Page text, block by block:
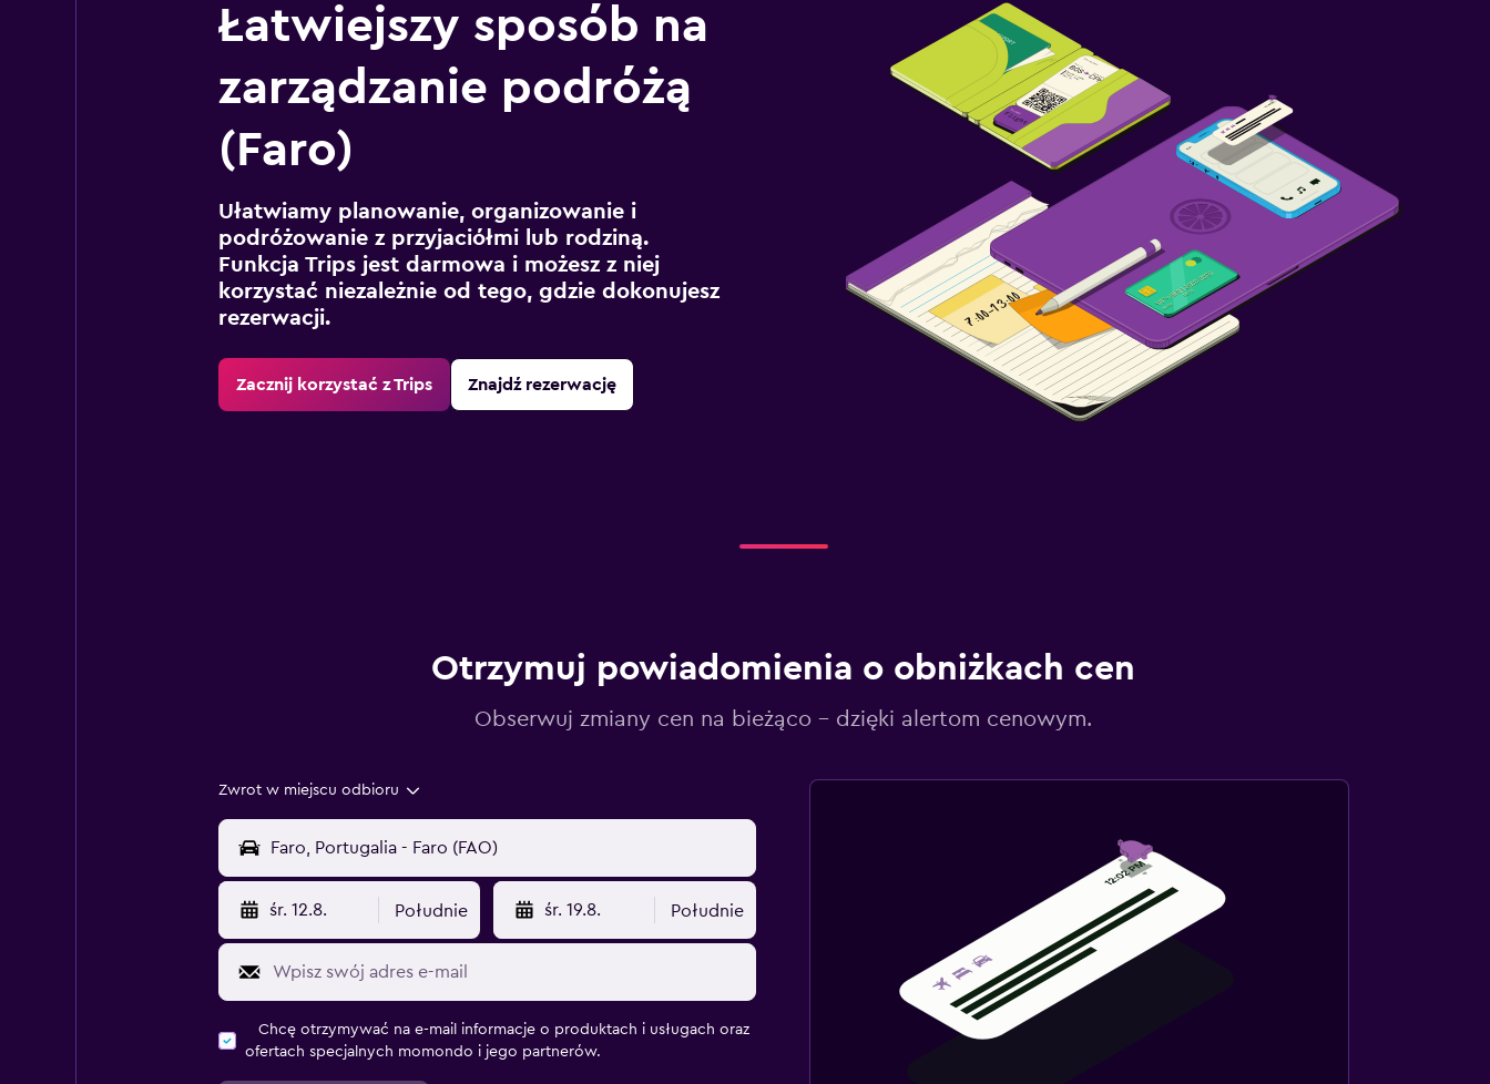
Łatwiejszy sposób na
zarządzanie podróżą
(Faro)
Ułatwiamy planowanie, organizowanie i
podróżowanie z przyjaciółmi lub rodziną.
Funkcja Trips jest darmowa i możesz z niej
korzystać niezależnie od tego, gdzie dokonujesz
rezerwacji.
Zacznij korzystać z Trips Znajdź rezerwację
Otrzymuj powiadomienia o obniżkach cen
Obserwuj zmiany cen na bieżąco – dzięki alertom cenowym.
Zwrot w miejscu odbioru
śr. 12.8. Południe śr. 19.8. Południe
Chcę otrzymywać na e-mail informacje o produktach i usługach oraz
ofertach specjalnych momondo i jego partnerów.